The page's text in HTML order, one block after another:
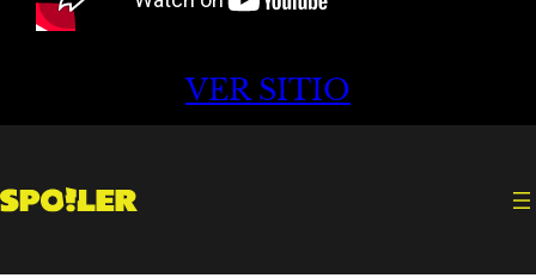
VER SITIO